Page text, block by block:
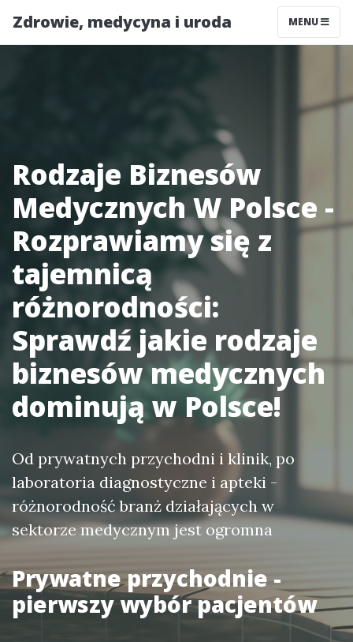
Zdrowie, medycyna i uroda MENU
Rodzaje Biznesów
Medycznych W Polsce -
Rozprawiamy się z
tajemnicą
różnorodności:
Sprawdź jakie rodzaje
biznesów medycznych
dominują w Polsce!
Od prywatnych przychodni i klinik, po
laboratoria diagnostyczne i apteki -
różnorodność branż działających w
sektorze medycznym jest ogromna
Prywatne przychodnie -
pierwszy wybór pacjentów